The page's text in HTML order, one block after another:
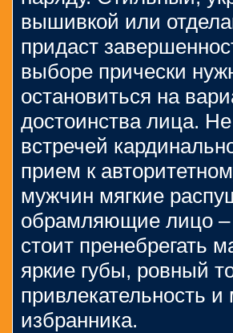
вышивкой или
придаст
выборе прически
остановиться на
достоинства лица.
встречей
прием к
мужчин мягкие
обрамляющие лицо
стоит пренебрегать
яркие губы, ровный
привлекательность и
избранника.